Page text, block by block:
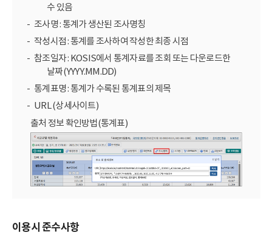
수 있음
조사명 : 통계가 생산된 조사명칭
작성시점 : 통계를 조사하여 작성한 최종 시점
참조일자 : KOSIS에서 통계자료를 조회 또는 다운로드한
날짜(YYYY.MM.DD)
통계표명 : 통계가 수록된 통계표의 제목
URL (상세사이트)
출처 정보 확인방법(통계표)
이용시 준수사항